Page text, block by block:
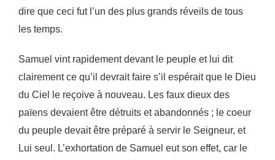
dire que ceci fut l’un des plus grands réveils de tous
les temps.
Samuel vint rapidement devant le peuple et lui dit
clairement ce qu’il devrait faire s’il espérait que le Dieu
du Ciel le reçoive à nouveau. Les faux dieux des
païens devaient être détruits et abandonnés ; le coeur
du peuple devait être préparé à servir le Seigneur, et
Lui seul. L’exhortation de Samuel eut son effet, car le